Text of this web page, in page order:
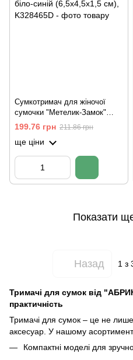
Сумкотримач для жіночої
сумочки "Метелик-Замок"
біло-синій (6,5х4,5х1,5 см)
199.76 грн 211.86 грн
ще ціни
Показати
Назад 1з
Тримачі для сумок від
практичність
Тримачі для сумок – це не
аксесуар. У нашому
Компактні моделі для